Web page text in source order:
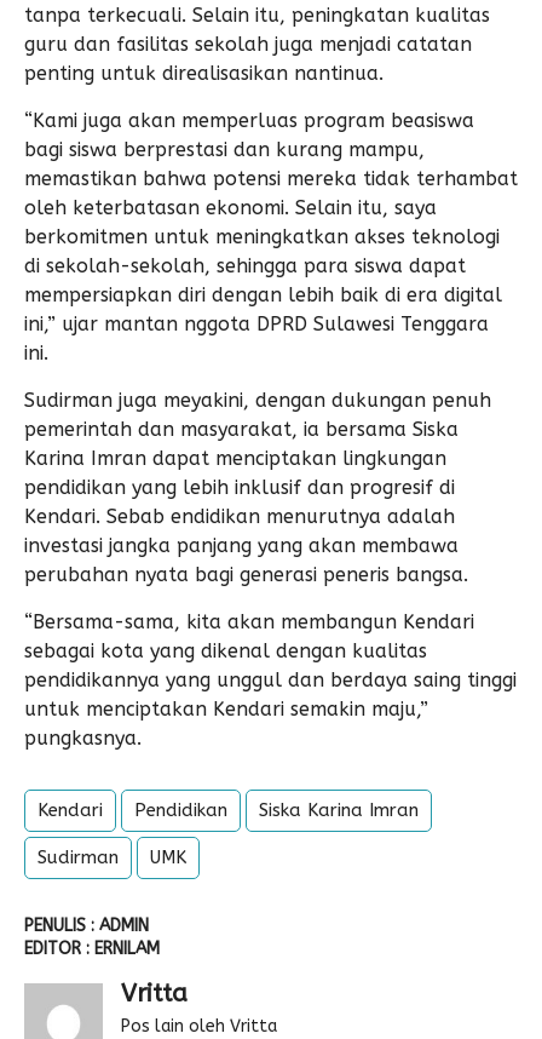
tanpa terkecuali. Selain itu, peningkatan kualitas
guru dan fasilitas sekolah juga menjadi catatan
penting untuk direalisasikan nantinua.
“Kami juga akan memperluas program beasiswa
bagi siswa berprestasi dan kurang mampu,
memastikan bahwa potensi mereka tidak terhambat
oleh keterbatasan ekonomi. Selain itu, saya
berkomitmen untuk meningkatkan akses teknologi
di sekolah-sekolah, sehingga para siswa dapat
mempersiapkan diri dengan lebih baik di era digital
ini,” ujar mantan nggota DPRD Sulawesi Tenggara
ini.
Sudirman juga meyakini, dengan dukungan penuh
pemerintah dan masyarakat, ia bersama Siska
Karina Imran dapat menciptakan lingkungan
pendidikan yang lebih inklusif dan progresif di
Kendari. Sebab endidikan menurutnya adalah
investasi jangka panjang yang akan membawa
perubahan nyata bagi generasi peneris bangsa.
“Bersama-sama, kita akan membangun Kendari
sebagai kota yang dikenal dengan kualitas
pendidikannya yang unggul dan berdaya saing tinggi
untuk menciptakan Kendari semakin maju,”
pungkasnya.
Kendari Pendidikan Siska Karina Imran
Sudirman UMK
PENULIS : ADMIN
EDITOR : ERNILAM
Vritta
Pos lain oleh Vritta